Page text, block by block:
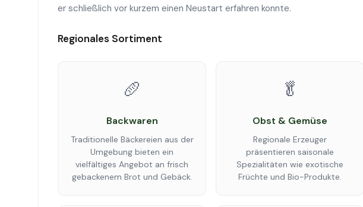
er schließlich vor kurzem einen Neustart erfahren konnte.
Regionales Sortiment
🥖
Backwaren
Traditionelle Bäckereien aus der
Umgebung bieten ein
vielfältiges Angebot an frisch
gebackenem Brot und Gebäck.
🥬
Obst & Gemüse
Regionale Erzeuger
präsentieren saisonale
Spezialitäten wie exotische
Früchte und Bio-Produkte.